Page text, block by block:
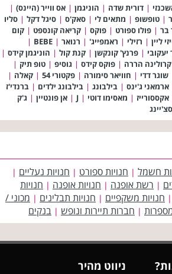
| דורית שדה | הוניגמן | אס ווייר (היינס) |
| טופשופ | מתאים לי | סאק'ס | סיגל דקל | סליו
בר | פולו ספורט | פוקס | קריאה קונספט | קום
ליין | רזילי | ראמפייג' | רנואר |
BEBE
|
יעקובי | פרנץ' קונקשן | קנת קול | הוניגמן קידס |
קרולינה הררה | פוקס קידס | גוסיפ | טופ תיק |
שוגר דדי | חוויאר סימורה | פקטורי 54 | קאלה |
ארמאני ג'ינס | בילבונג | בילבונג ילדים | ברנדי'ז
אקססורייז | מאסימו דוטי |
J
| אן פונטיין | ג'ק
חשמל | חנויות ספורט | חנויות נעליים |
| רשת אופנה | חנויות אופנה | חנויות
| חנויות משקפיים | חנויות תבלינים | מכוני /
| חברות תיירות ונופש | בנקים
ניווט מהיר